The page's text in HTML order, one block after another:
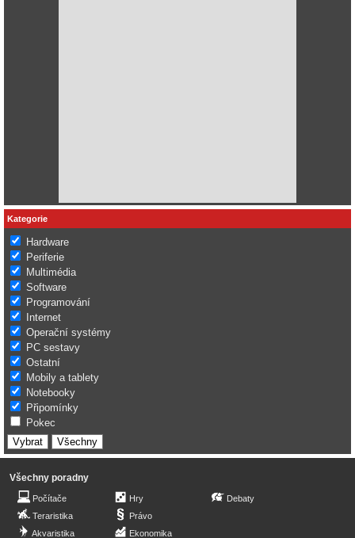
Kategorie
Hardware
Periferie
Multimédia
Software
Programování
Internet
Operační systémy
PC sestavy
Ostatní
Mobily a tablety
Notebooky
Připomínky
Pokec
Všechny poradny
Počítače
Teraristika
Akvaristika
Hry
Právo
Ekonomika
Debaty